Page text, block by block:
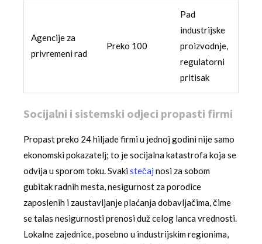
Agencije za
privremeni rad
Preko 100
Pad
industrijske
proizvodnje,
regulatorni
pritisak
Socijalni i sistemski odjeci propasti firmi
Propast preko 24 hiljade firmi u jednoj godini nije samo
ekonomski pokazatelj; to je socijalna katastrofa koja se
odvija u sporom toku. Svakistečaj nosi za sobom
gubitak radnih mesta, nesigurnost za porodice
zaposlenih i zaustavljanje plaćanja dobavljačima, čime
se talas nesigurnosti prenosi duž celog lanca vrednosti.
Lokalne zajednice, posebno u industrijskim regionima,